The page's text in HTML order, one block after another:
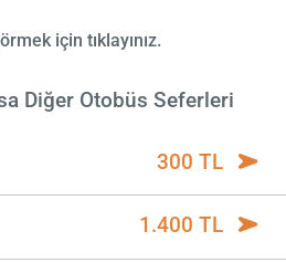
için tıklayınız.
Diğer Otobüs Seferleri
300 TL
1.400 TL